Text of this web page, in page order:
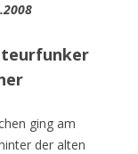
ging am
der alten